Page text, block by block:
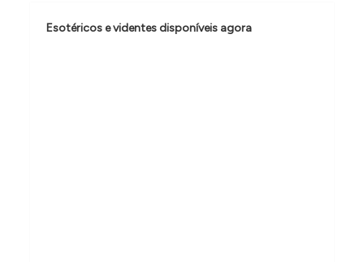
e
Esotéricos e videntes disponíveis agora